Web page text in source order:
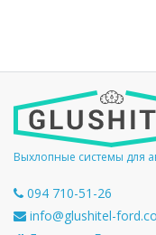
Выхлопные системы для
094 710-51-26
info@glushitel-